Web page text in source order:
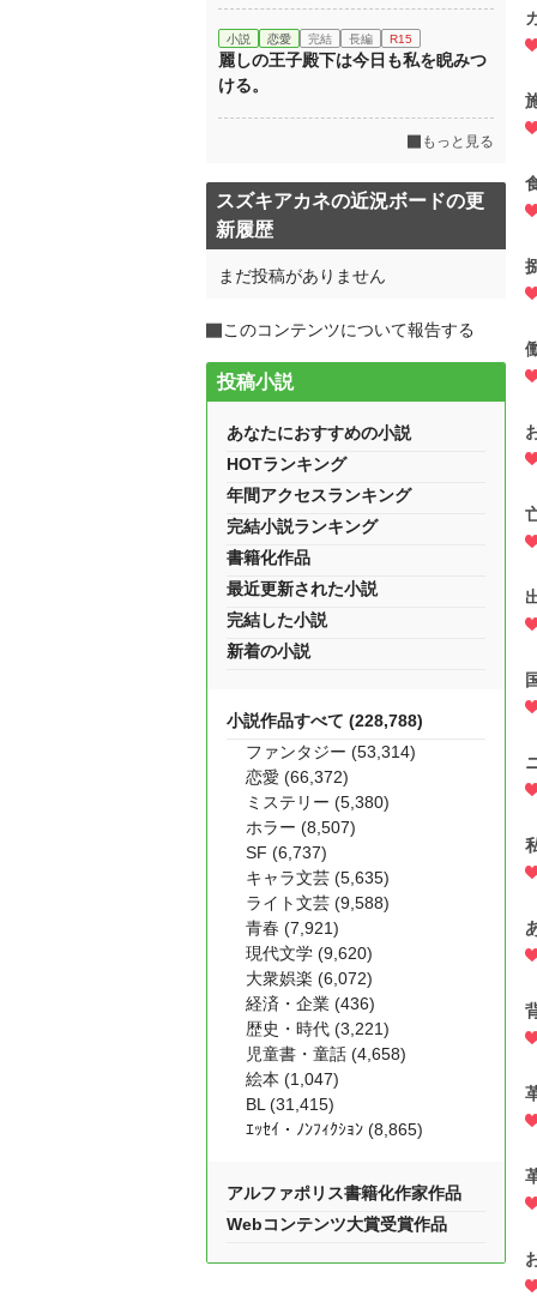
小説 恋愛 完結 長編 R15
麗しの王子殿下は今日も私を睨みつ
ける。
もっと見る
スズキアカネの近況ボードの更
新履歴
まだ投稿がありません
このコンテンツについて報告する
投稿小説
あなたにおすすめの小説
HOTランキング
年間アクセスランキング
完結小説ランキング
書籍化作品
最近更新された小説
完結した小説
新着の小説
小説作品すべて (228,788)
ファンタジー (53,314)
恋愛 (66,372)
ミステリー (5,380)
ホラー (8,507)
SF (6,737)
キャラ文芸 (5,635)
ライト文芸 (9,588)
青春 (7,921)
現代文学 (9,620)
大衆娯楽 (6,072)
経済・企業 (436)
歴史・時代 (3,221)
児童書・童話 (4,658)
絵本 (1,047)
BL (31,415)
ｴｯｾｲ・ﾉﾝﾌｨｸｼｮﾝ (8,865)
アルファポリス書籍化作家作品
Webコンテンツ大賞受賞作品